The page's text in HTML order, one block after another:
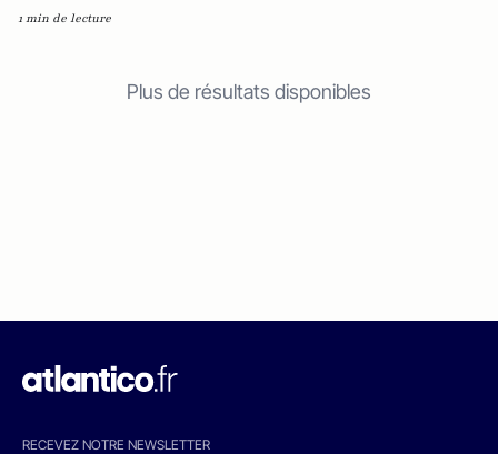
1 min de lecture
Plus de résultats disponibles
RECEVEZ NOTRE NEWSLETTER